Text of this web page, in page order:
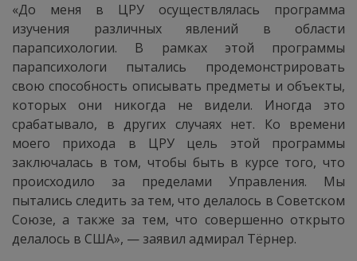
«До меня в ЦРУ осуществлялась программа
изучения различных явлений в области
парапсихологии. В рамках этой программы
парапсихологи пытались продемонстрировать
свою способность описывать предметы и объекты,
которых они никогда не видели. Иногда это
срабатывало, в других случаях нет. Ко времени
моего прихода в ЦРУ цель этой программы
заключалась в том, чтобы быть в курсе того, что
происходило за пределами Управления. Мы
пытались следить за тем, что делалось в Советском
Союзе, а также за тем, что совершенно открыто
делалось в США», — заявил адмирал Тёрнер.